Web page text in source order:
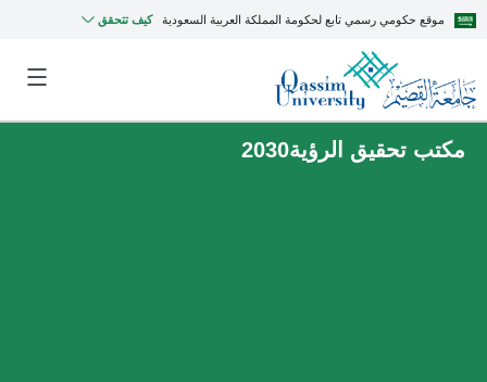
موقع حكومي رسمي تابع لحكومة المملكة العربية السعودية كيف تتحقق
مكتب تحقيق الرؤية2030